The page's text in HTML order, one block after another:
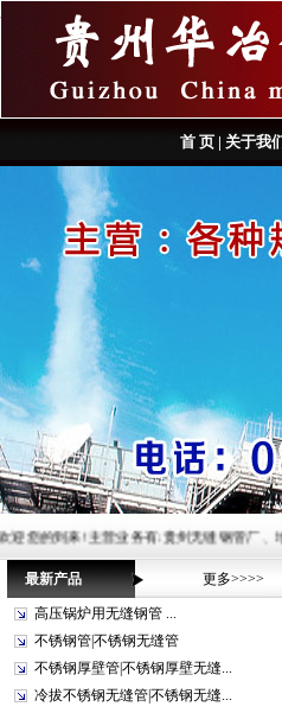
首 页 | 关于我
您的到来!主营业务有:贵州无缝钢管厂、
最新产品 更多>>>>
高压锅炉用无缝钢管 ...
不锈钢管|不锈钢无缝管
不锈钢厚壁管|不锈钢厚壁无缝...
冷拔不锈钢无缝管|不锈钢无缝...